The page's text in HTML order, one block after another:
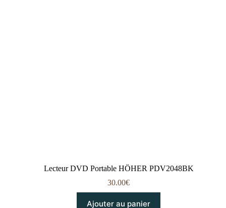
Lecteur DVD Portable HÖHER PDV2048BK
30.00€
Ajouter au panier